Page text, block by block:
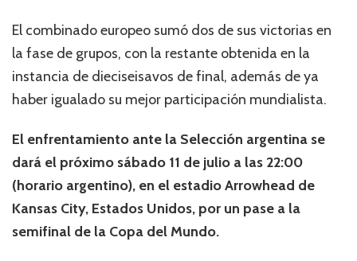
El combinado europeo sumó dos de sus victorias en
la fase de grupos, con la restante obtenida en la
instancia de dieciseisavos de final, además de ya
haber igualado su mejor participación mundialista.
El enfrentamiento ante la Selección argentina se
dará el próximo sábado 11 de julio a las 22:00
(horario argentino), en el estadio Arrowhead de
Kansas City, Estados Unidos, por un pase a la
semifinal de la Copa del Mundo.